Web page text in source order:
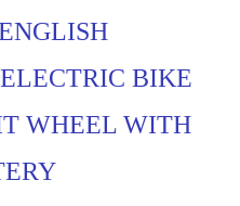
BIKE
WHEEL WITH